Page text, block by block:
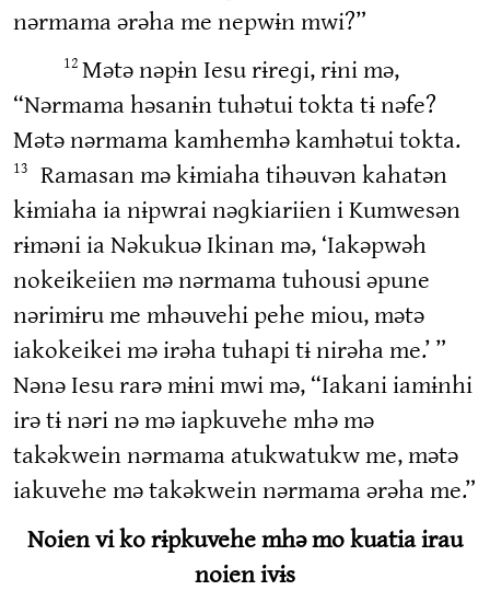
nərmama ərəha me nepwɨn mwi?”
12 Mətə nəpɨn Iesu rɨreɡi, rɨni mə,
“Nərmama həsanɨn tuhətui tokta tɨ nəfe?
Mətə nərmama kamhemhə kamhətui tokta.
13
Ramasan mə kɨmiaha tihəuvən kahatən
kɨmiaha ia nɨpwrai nəɡkiariien i Kumwesən
rɨməni ia Nəkukuə Ikinan mə, ‘Iakəpwəh
nokeikeiien mə nərmama tuhousi əpune
nərimɨru me mhəuvehi pehe miou, mətə
iakokeikei mə irəha tuhapi tɨ nirəha me.’ ”
Nənə Iesu rarə mɨni mwi mə, “Iakani iamɨnhi
irə tɨ nəri nə mə iapkuvehe mhə mə
takəkwein nərmama atukwatukw me, mətə
iakuvehe mə takəkwein nərmama ərəha me.”
Noien vi ko rɨpkuvehe mhə mo kuatia irau
noien ivɨs